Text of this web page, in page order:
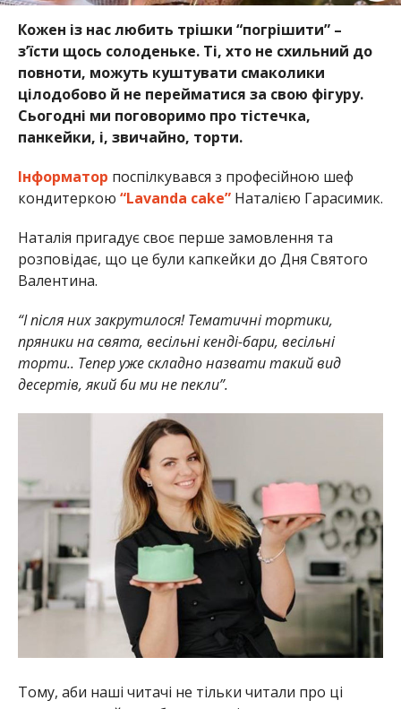
Кожен із нас любить трішки “погрішити” –
з’їсти щось солоденьке. Ті, хто не схильний до
повноти, можуть куштувати смаколики
цілодобово й не перейматися за свою фігуру.
Сьогодні ми поговоримо про тістечка,
панкейки, і, звичайно, торти.
Інформатор поспілкувався з професійною шеф
кондитеркою “Lavanda cake”Наталією Гарасимик.
Наталія пригадує своє перше замовлення та
розповідає, що це були капкейки до Дня Святого
Валентина.
“І після них закрутилося! Тематичні тортики,
пряники на свята, весільні кенді-бари, весільні
торти.. Тепер уже складно назвати такий вид
десертів, який би ми не пекли”.
Тому, аби наші читачі не тільки читали про ці